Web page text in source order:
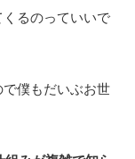
るのっていいで
僕もだいぶお世